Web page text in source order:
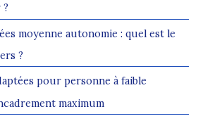
?
moyenne autonomie : quel est le
?
pour personne à faible
maximum